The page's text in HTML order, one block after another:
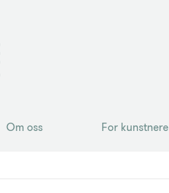
Om oss For kunstnere